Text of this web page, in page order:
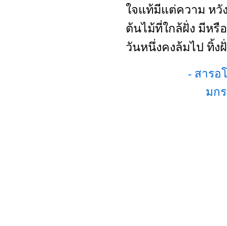
ใจแท้มีแต่ความ หวั
ต้นไม้ที่ใกล้ฝั่ง มีหรื
วันหนึ่งคงล้มไป ทิ้งฝั่
- สารอ
มก